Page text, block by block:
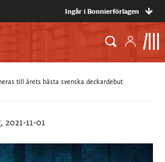
Ingår i Bonnierförlagen
till årets bästa svenska deckardebut
, 2021-11-01